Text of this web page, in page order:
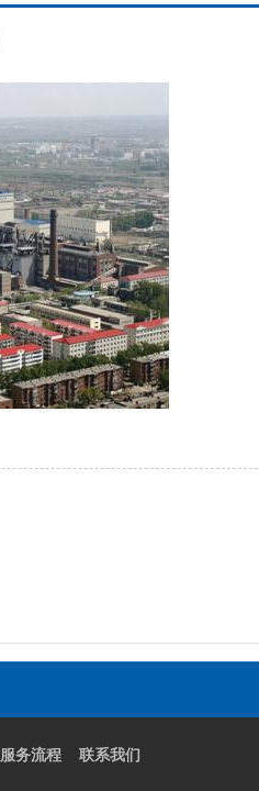
服务流程 联系我们